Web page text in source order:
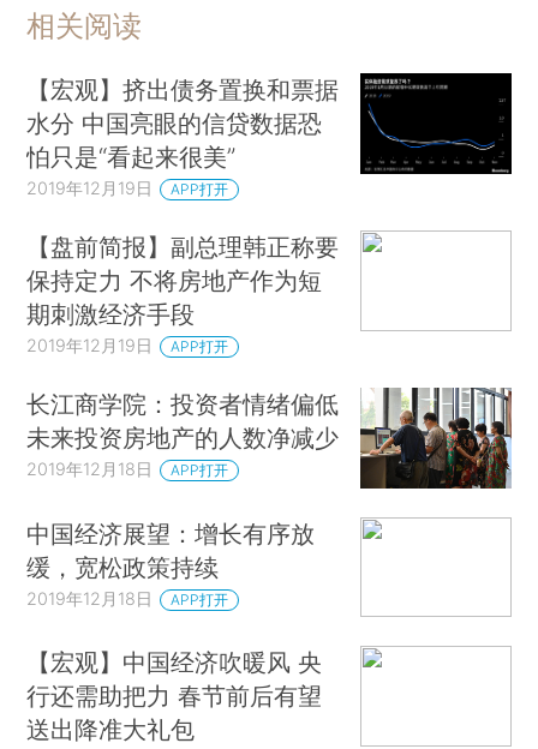
相关阅读
【宏观】挤出债务置换和票据
水分 中国亮眼的信贷数据恐
怕只是“看起来很美”
2019年12月19日 APP打开
【盘前简报】副总理韩正称要
保持定力 不将房地产作为短
期刺激经济手段
2019年12月19日 APP打开
长江商学院：投资者情绪偏低
未来投资房地产的人数净减少
2019年12月18日 APP打开
中国经济展望：增长有序放
缓，宽松政策持续
2019年12月18日 APP打开
【宏观】中国经济吹暖风 央
行还需助把力 春节前后有望
送出降准大礼包